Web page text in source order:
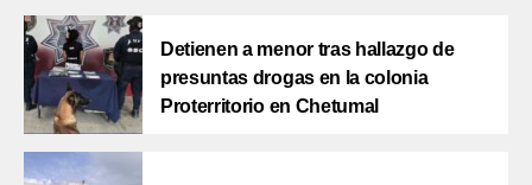
Detienen a menor tras hallazgo de
presuntas drogas en la colonia
Proterritorio en Chetumal